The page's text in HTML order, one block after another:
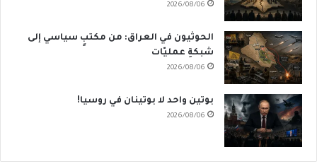
2026/08/06
الحوثيون في العراق: من مكتبٍ سياسي إلى
شبكةِ عمليّات
2026/08/06
بوتين واحد لا بوتينان في روسيا!
2026/08/06